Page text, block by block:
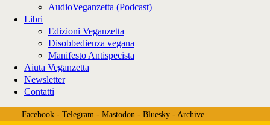
AudioVeganzetta (Podcast)
Libri
Edizioni Veganzetta
Disobbedienza vegana
Manifesto Antispecista
Aiuta Veganzetta
Newsletter
Contatti
Facebook- Telegram- Mastodon- Bluesky- Archive